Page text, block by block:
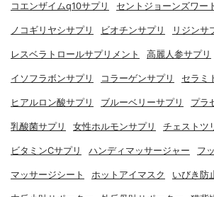
コエンザイムq10サプリ セントジョーンズワー
ノコギリヤシサプリ ビオチンサプリ リジンサ
レスベラトロールサプリメント 高麗人参サプリ
イソフラボンサプリ コラーゲンサプリ セラミ
ヒアルロン酸サプリ ブルーベリーサプリ プラ
乳酸菌サプリ 女性ホルモンサプリ チェストツ
ビタミンCサプリ ハンディマッサージャー フ
マッサージシート ホットアイマスク いびき防